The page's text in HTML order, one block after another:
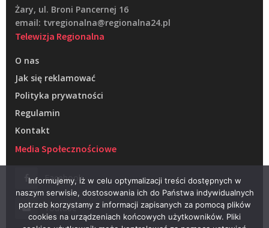
Żary, ul. Broni Pancernej 16
email: tvregionalna@regionalna24.pl
Telewizja Regionalna
O nas
Jak się reklamować
Polityka prywatności
Regulamin
Kontakt
Media Społecznościowe
Facebook
Youtube
Informujemy, iż w celu optymalizacji treści dostępnych w
naszym serwisie, dostosowania ich do Państwa indywidualnych
potrzeb korzystamy z informacji zapisanych za pomocą plików
cookies na urządzeniach końcowych użytkowników. Pliki